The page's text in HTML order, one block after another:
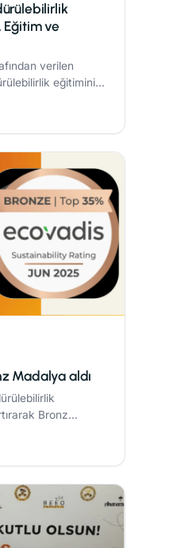
Eğitim ve
verilen
eğitimini
attı.
Madalya aldı
Bronz